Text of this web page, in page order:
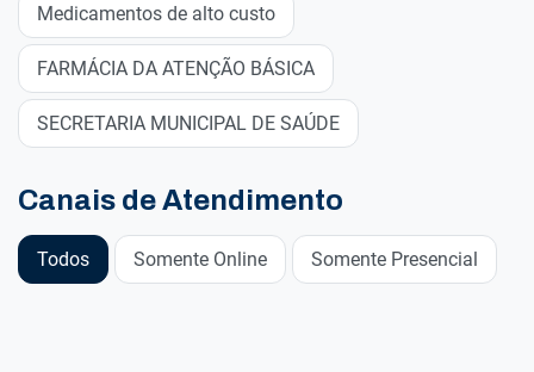
Medicamentos de alto custo
FARMÁCIA DA ATENÇÃO BÁSICA
SECRETARIA MUNICIPAL DE SAÚDE
Canais de Atendimento
Todos Somente Online Somente Presencial